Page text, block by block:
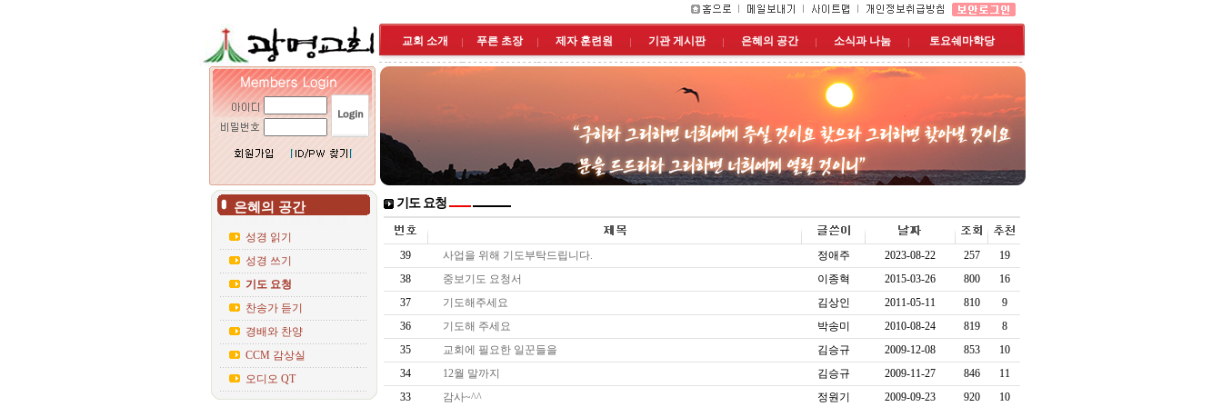
교회 소개 푸른 초장 제자 훈련원 기관 게시판 은혜의 공간 소식과 나눔 토요쉐마학당
은혜의 공간
성경 읽기
성경 쓰기
기도 요청
찬송가 듣기
경배와 찬양
CCM 감상실
오디오 QT
기도 요청
39 사업을 위해 기도부탁드립니다. 정애주 2023-08-22 257
19
38
중보기도 요청서 이종혁 2015-03-26 800
16
37
기도해주세요 김상인 2011-05-11 810
9
36
기도해 주세요 박송미 2010-08-24 819
8
35
교회에 필요한 일꾼들을 김승규 2009-12-08 853
10
34
12월 말까지 김승규 2009-11-27 846
11
33
감사~^^ 정원기 2009-09-23 920 10